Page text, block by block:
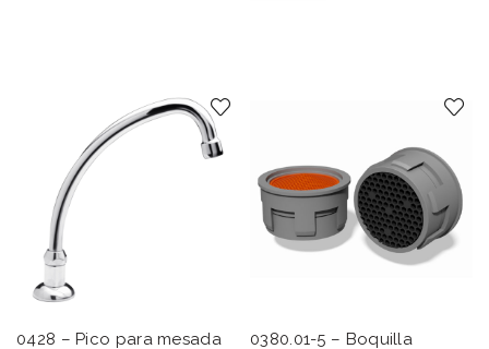
0428 – Pico para mesada
0380.01-5 – Boquilla